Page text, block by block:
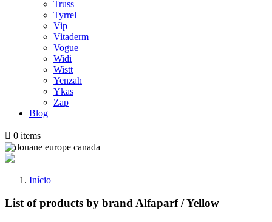
Truss
Tyrrel
Vip
Vitaderm
Vogue
Widi
Wistt
Yenzah
Ykas
Zap
Blog
 0 items
Início
List of products by brand Alfaparf / Yellow